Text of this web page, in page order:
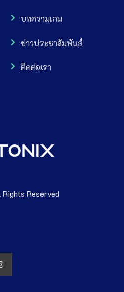
บทความเกม
ข่าวประชาสัมพันธ์
ติดต่อเรา
Reserved